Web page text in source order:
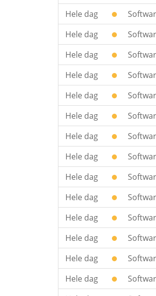
Hele dag
Hele dag
Hele dag
Hele dag
Hele dag
Hele dag
Hele dag
Hele dag
Hele dag
Hele dag
Hele dag
Hele dag
Hele dag
Hele dag